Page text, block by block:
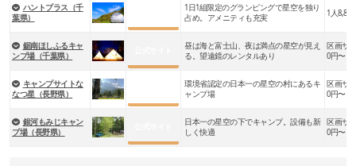
ハントプラス（千
葉県）
1日1組限定のグランピングで星空を独り
占め。アメニティも充実
1人
鋸南ほしふるキャ
ンプ場（千葉県）
昼は海と富士山、夜は満点の星空が見え
る。望遠鏡のレンタルあり
区画サ
0円〜
キャンプサイトな
なつ星（長野県）
環境省認定の日本一の星空の村にあるキ
ャンプ場
区画サ
0円〜
銀河もみじキャン
プ場（長野県）
日本一の星空の下でキャンプ。設備も新
しく快適
区画サ
0円〜